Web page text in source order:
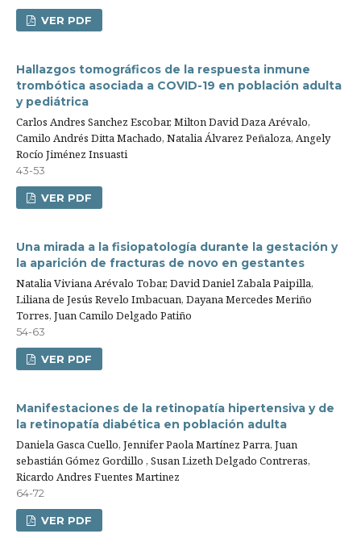
VER PDF
Hallazgos tomográficos de la respuesta inmune
trombótica asociada a COVID-19 en población adulta
y pediátrica
Carlos Andres Sanchez Escobar, Milton David Daza Arévalo,
Camilo Andrés Ditta Machado, Natalia Álvarez Peñaloza, Angely
Rocío Jiménez Insuasti
43-53
VER PDF
Una mirada a la fisiopatología durante la gestación y
la aparición de fracturas de novo en gestantes
Natalia Viviana Arévalo Tobar, David Daniel Zabala Paipilla,
Liliana de Jesús Revelo Imbacuan, Dayana Mercedes Meriño
Torres, Juan Camilo Delgado Patiño
54-63
VER PDF
Manifestaciones de la retinopatía hipertensiva y de
la retinopatía diabética en población adulta
Daniela Gasca Cuello, Jennifer Paola Martínez Parra, Juan
sebastián Gómez Gordillo , Susan Lizeth Delgado Contreras,
Ricardo Andres Fuentes Martinez
64-72
VER PDF